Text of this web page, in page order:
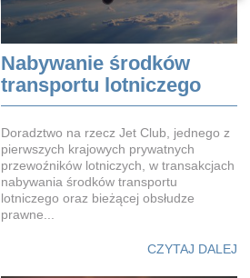
Nabywanie środków
transportu lotniczego
Doradztwo na rzecz Jet Club, jednego z
pierwszych krajowych prywatnych
przewoźników lotniczych, w transakcjach
nabywania środków transportu
lotniczego oraz bieżącej obsłudze
prawne...
CZYTAJ DALEJ